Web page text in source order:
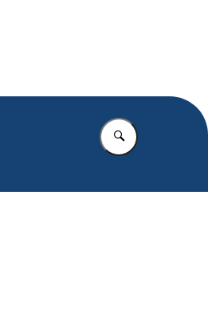
Vul in wat u